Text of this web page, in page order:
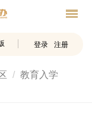
登录 注册
教育入学